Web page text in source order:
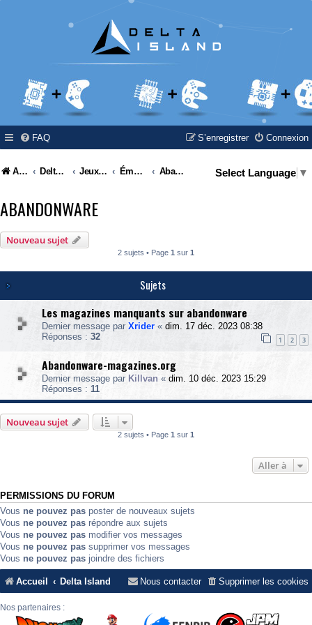
FAQ Connexion
S’enregistrer
Accueil Delta Island Jeux Video Émulation & Abandonware Abandonware Select Language ▼
ABANDONWARE
Nouveau sujet
2 sujets • Page 1 sur 1
Sujets
Les magazines manquants sur abandonware
Dernier message par Xrider « dim. 17 déc. 2023 08:38
Réponses : 32 1 2 3
Abandonware-magazines.org
Dernier message par Killvan « dim. 10 déc. 2023 15:29
Réponses : 11
Nouveau sujet
2 sujets • Page 1 sur 1
Aller à
PERMISSIONS DU FORUM
Vous ne pouvez pas poster de nouveaux sujets
Vous ne pouvez pas répondre aux sujets
Vous ne pouvez pas modifier vos messages
Vous ne pouvez pas supprimer vos messages
Vous ne pouvez pas joindre des fichiers
Accueil Delta Island Supprimer les cookies
Nous contacter
Nos partenaires :